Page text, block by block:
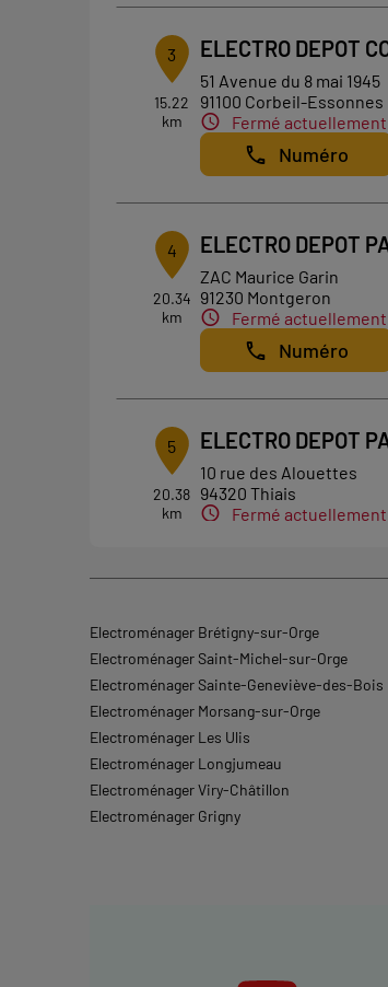
3
15.22
km
ELECTRO DEPOT
51 Avenue du 8 mai 1945
91100 Corbeil-Essonnes
Fermé actuellement
Numéro
4
20.34
km
ELECTRO DEPOT
ZAC Maurice Garin
91230 Montgeron
Fermé actuellement
Numéro
5
20.38
km
ELECTRO DEPOT
10 rue des Alouettes
94320 Thiais
Fermé actuellement
6
29.16
km
ELECTRO DEPOT
ZAC Du Champs de Foire
77000 Melun
Fermé actuellement
ELECTRO DEPOT
Electroménager Brétigny-sur-Orge
Electroménager Saint-Michel-sur-Orge
Electroménager Sainte-Geneviève-des-Bois
Electroménager Morsang-sur-Orge
Electroménager Les Ulis
Electroménager Longjumeau
Electroménager Viry-Châtillon
Electroménager Grigny